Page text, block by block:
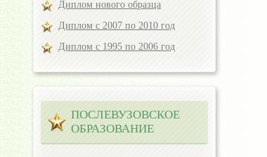
Диплом нового образца
Диплом с 2007 по 2010 год
Диплом с 1995 по 2006 год
ПОСЛЕВУЗОВСКОЕ
ОБРАЗОВАНИЕ